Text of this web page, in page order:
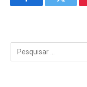
FacebookTwitter